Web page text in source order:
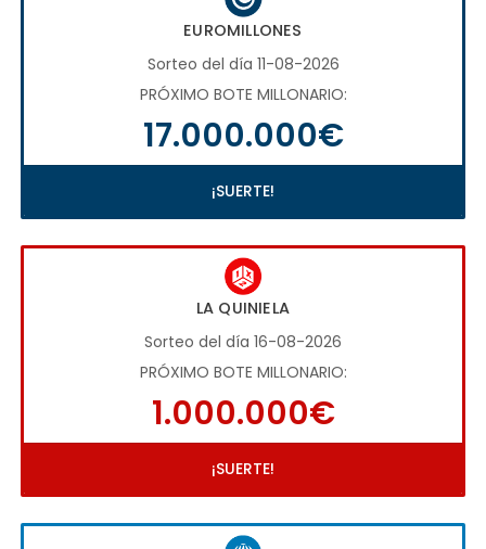
EUROMILLONES
Sorteo del día 11-08-2026
PRÓXIMO BOTE MILLONARIO:
17.000.000€
¡SUERTE!
LA QUINIELA
Sorteo del día 16-08-2026
PRÓXIMO BOTE MILLONARIO:
1.000.000€
¡SUERTE!